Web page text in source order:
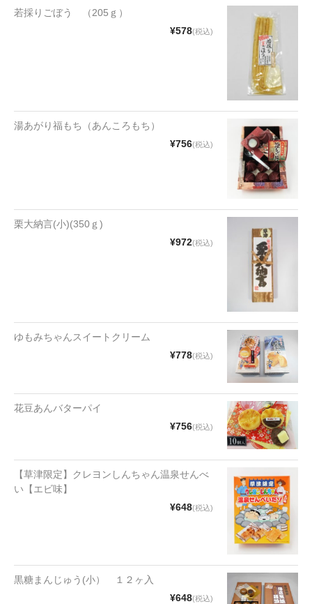
その他
文具・雑貨
衣類
会社情報
若採りごぼう （205ｇ）
¥578(税込)
湯あがり福もち（あんころもち）
¥756(税込)
栗大納言(小)(350ｇ)
¥972(税込)
ゆもみちゃんスイートクリーム
¥778(税込)
花豆あんバターパイ
¥756(税込)
【草津限定】クレヨンしんちゃん温泉せんべ
い【エビ味】
¥648(税込)
黒糖まんじゅう(小） １２ヶ入
¥648(税込)